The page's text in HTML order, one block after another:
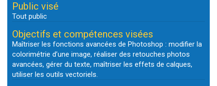
Public visé
Tout public
Objectifs et compétences visées
Maîtriser les fonctions avancées de Photoshop : modifier la
colorimétrie d’une image, réaliser des retouches photos
avancées, gérer du texte, maîtriser les effets de calques,
utiliser les outils vectoriels.